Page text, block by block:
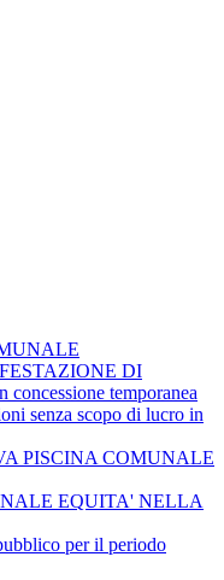
DI
temporanea
senza scopo di lucro in
PISCINA COMUNALE
EQUITA' NELLA
per il periodo